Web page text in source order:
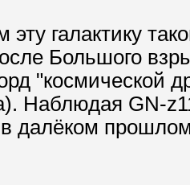
галактику
Большого
"космической
Наблюдая GN-
далёком